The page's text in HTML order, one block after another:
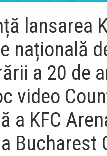
lansarea
națională
a 20 de
video
a KFC
Bucharest